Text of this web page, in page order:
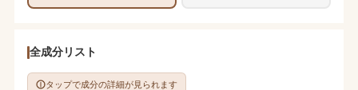
全成分リスト
タップで成分の詳細が見られます